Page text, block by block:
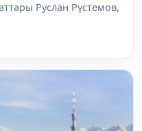
Руслан Рүстемов,